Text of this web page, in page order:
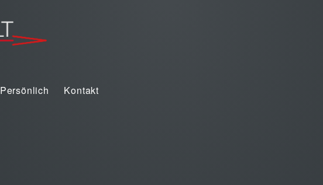
Persönlich Kontakt